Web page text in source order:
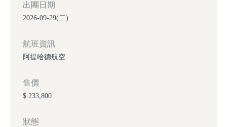
出團日期
2026-09-29(二)
航班資訊
阿提哈德航空
售價
$ 233,800
狀態